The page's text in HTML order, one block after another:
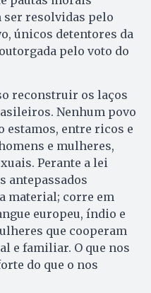
ser resolvidas pelo
únicos detentores da
pelo voto do
reconstruir os laços
Nenhum povo
estamos, entre ricos e
e mulheres,
Perante a lei
antepassados
material; corre em
europeu, índio e
que cooperam
e familiar. O que nos
do que o nos